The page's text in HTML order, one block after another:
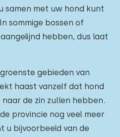
samen met uw hond kunt
sommige bossen of
hebben, dus laat
gebieden van
haast vanzelf dat hond
de zin zullen hebben.
provincie nog veel meer
u bijvoorbeeld van de